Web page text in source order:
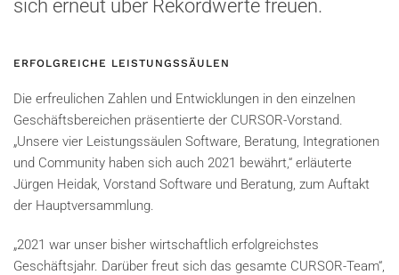
sich erneut über Rekordwerte freuen.
ERFOLGREICHE LEISTUNGSSÄULEN
Die erfreulichen Zahlen und Entwicklungen in den einzelnen
Geschäftsbereichen präsentierte der CURSOR-Vorstand.
„Unsere vier Leistungssäulen Software, Beratung, Integrationen
und Community haben sich auch 2021 bewährt,“ erläuterte
Jürgen Heidak, Vorstand Software und Beratung, zum Auftakt
der Hauptversammlung.
„2021 war unser bisher wirtschaftlich erfolgreichstes
Geschäftsjahr. Darüber freut sich das gesamte CURSOR-Team“,